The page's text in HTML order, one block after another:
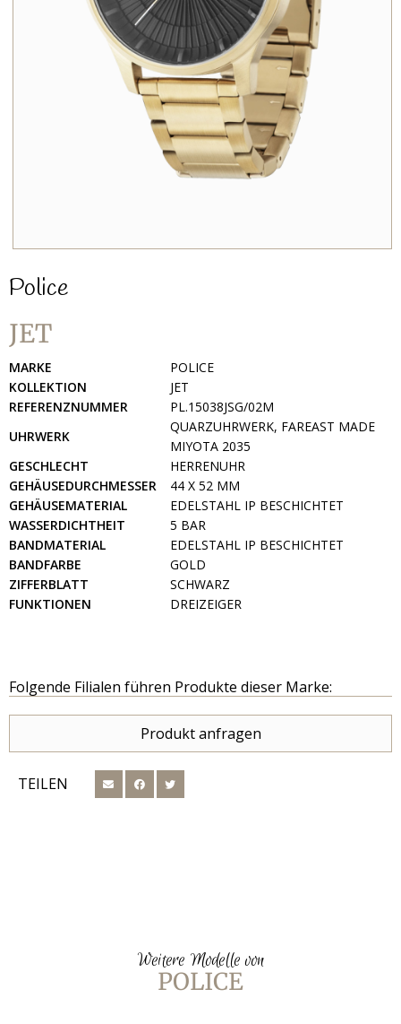
Police
JET
MARKE
POLICE
KOLLEKTION
JET
REFERENZNUMMER
PL.15038JSG/02M
UHRWERK
QUARZUHRWERK, FAREAST MADE
MIYOTA 2035
GESCHLECHT
HERRENUHR
GEHÄUSEDURCHMESSER
44 X 52 MM
GEHÄUSEMATERIAL
EDELSTAHL IP BESCHICHTET
WASSERDICHTHEIT
5 BAR
BANDMATERIAL
EDELSTAHL IP BESCHICHTET
BANDFARBE
GOLD
ZIFFERBLATT
SCHWARZ
FUNKTIONEN
DREIZEIGER
Folgende Filialen führen Produkte dieser Marke:
Produkt anfragen
TEILEN
Weitere Modelle von
POLICE